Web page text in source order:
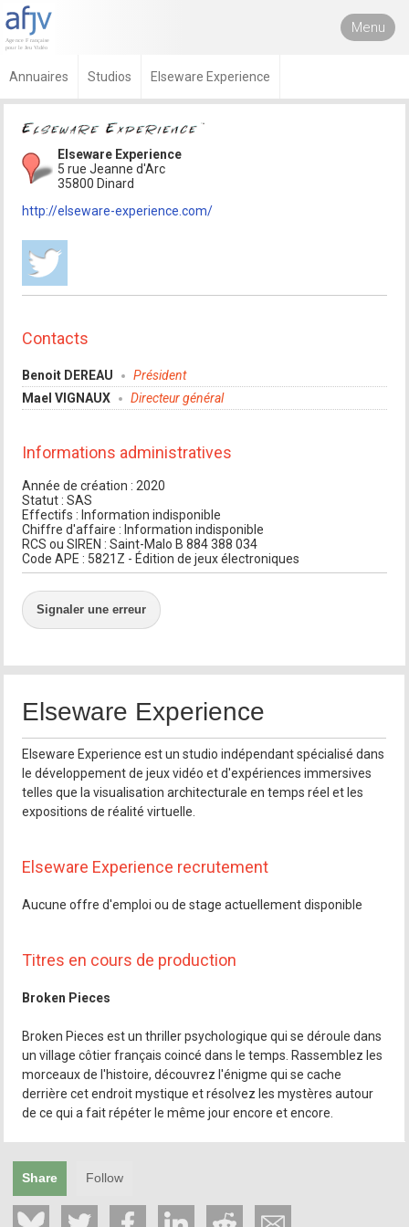
Menu
Annuaires Studios Elseware Experience
Elseware Experience
5 rue Jeanne d'Arc
35800 Dinard
http://elseware-experience.com/
Contacts
Benoit DEREAU
Président
Mael VIGNAUX
Directeur général
Informations administratives
Année de création : 2020
Statut : SAS
Effectifs : Information indisponible
Chiffre d'affaire : Information indisponible
RCS ou SIREN : Saint-Malo B 884 388 034
Code APE : 5821Z - Édition de jeux électroniques
Signaler une erreur
Elseware Experience
Elseware Experience est un studio indépendant spécialisé dans
le développement de jeux vidéo et d'expériences immersives
telles que la visualisation architecturale en temps réel et les
expositions de réalité virtuelle.
Elseware Experience recrutement
Aucune offre d'emploi ou de stage actuellement disponible
Titres en cours de production
Broken Pieces
Broken Pieces est un thriller psychologique qui se déroule dans
un village côtier français coincé dans le temps. Rassemblez les
morceaux de l'histoire, découvrez l'énigme qui se cache
derrière cet endroit mystique et résolvez les mystères autour
de ce qui a fait répéter le même jour encore et encore.
Share Follow